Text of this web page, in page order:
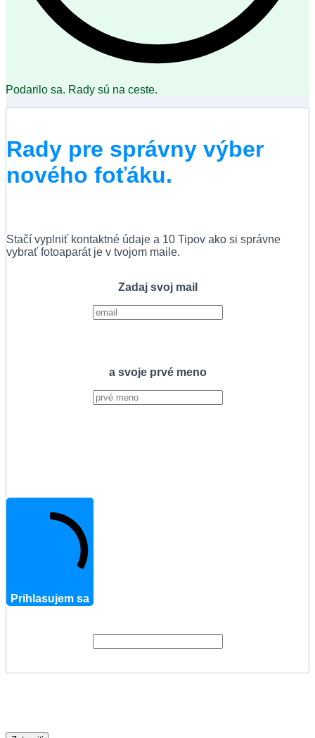
Podarilo sa. Rady sú na ceste.
Rady pre správny výber
nového foťáku.
Stačí vyplniť kontaktné údaje a 10 Tipov ako si správne
vybrať fotoaparát je v tvojom maile.
Zadaj svoj mail
a svoje prvé meno
Prihlasujem sa